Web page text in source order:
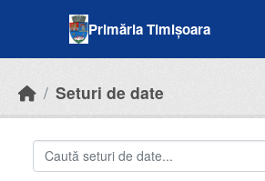
Primăria Timișoara
Seturi de date